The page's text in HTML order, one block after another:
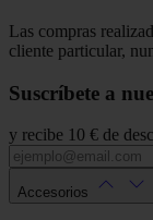
Las compras
cliente particular,
Suscríbete a
y recibe 10 € de
Accesorios